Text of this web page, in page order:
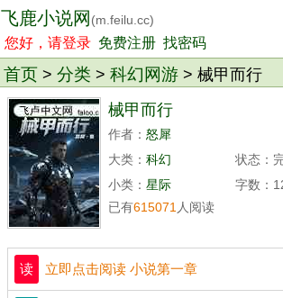
飞鹿小说网 (m.feilu.cc)
您好，请登录 免费注册 找密码
首页 > 分类 > 科幻网游 > 械甲而行
械甲而行
作者： 怒犀
大类： 科幻
状态：
小类： 星际
字数：
已有615071人阅读
读 立即点击阅读 小说第一章